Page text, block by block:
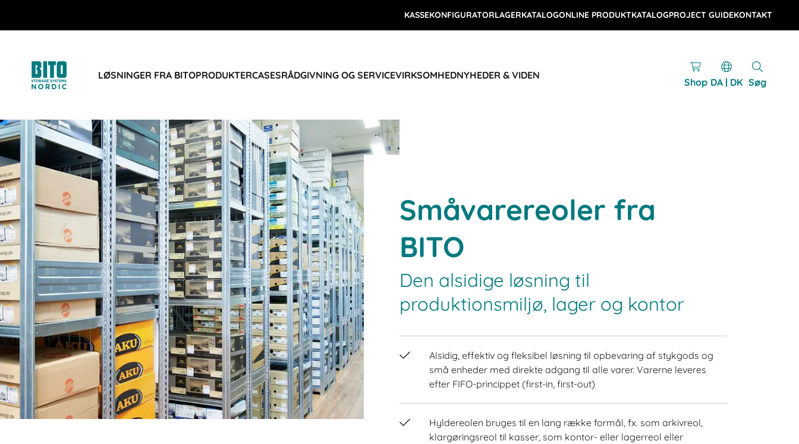
KASSEKONFIGURATORLAGERKATALOGONLINE PRODUKTKATALOGPROJECT GUIDEKONTAKT
LØSNINGER FRA BITOPRODUKTERCASESRÅDGIVNING OG SERVICEVIRKSOMHEDNYHEDER & VIDEN
Shop DA | DK Søg
Småvarereoler fra
BITO
Den alsidige løsning til
produktionsmiljø, lager og kontor
Alsidig, effektiv og fleksibel løsning til opbevaring af stykgods og
små enheder med direkte adgang til alle varer. Varerne leveres
efter FIFO-princippet (first-in, first-out)
Hyldereolen bruges til en lang række formål, fx. som arkivreol,
klargøringsreol til kasser, som kontor- eller lagerreol eller